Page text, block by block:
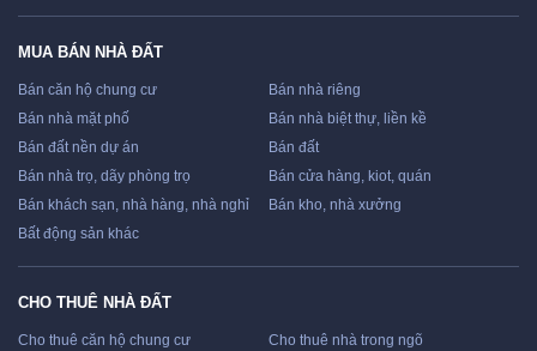
MUA BÁN NHÀ ĐẤT
Bán căn hộ chung cư
Bán nhà riêng
Bán nhà mặt phố
Bán nhà biệt thự, liền kề
Bán đất nền dự án
Bán đất
Bán nhà trọ, dãy phòng trọ
Bán cửa hàng, kiot, quán
Bán khách sạn, nhà hàng, nhà nghỉ
Bán kho, nhà xưởng
Bất động sản khác
CHO THUÊ NHÀ ĐẤT
Cho thuê căn hộ chung cư
Cho thuê nhà trong ngõ